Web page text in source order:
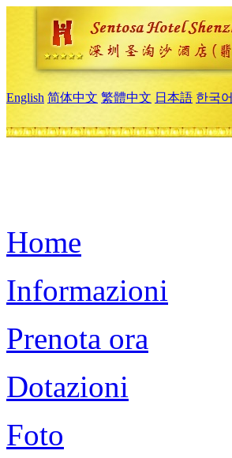
English 简体中文 繁體中文 日本語 한국어
Home
Informazioni
Prenota ora
Dotazioni
Foto